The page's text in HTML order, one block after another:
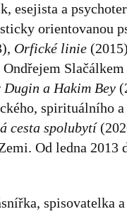
esejista a
orientovanou
Orfické linie
a Hakim Bey
spirituálního
cesta spolubytí
Od ledna
spisovatelka